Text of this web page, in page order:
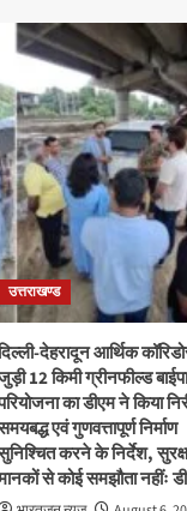
उत्तराखण्ड
देहरादून आर्थिक
12 किमी ग्रीनफील्ड
का डीएम ने किया
एवं गुणवत्तापूर्ण निर्माण
करने के निर्देश,
से कोई समझौता नहींः